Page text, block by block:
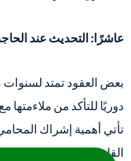
عاشرًا: التحديث عند
بعض العقود تمتد
دوريًا للتأكد من ملاءمتها
تأتي أهمية إشراك
القانونية.